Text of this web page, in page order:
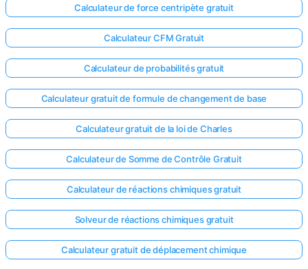
Calculateur de force centripète gratuit
Calculateur CFM Gratuit
Calculateur de probabilités gratuit
Calculateur gratuit de formule de changement de base
Calculateur gratuit de la loi de Charles
Calculateur de Somme de Contrôle Gratuit
Calculateur de réactions chimiques gratuit
Solveur de réactions chimiques gratuit
Calculateur gratuit de déplacement chimique